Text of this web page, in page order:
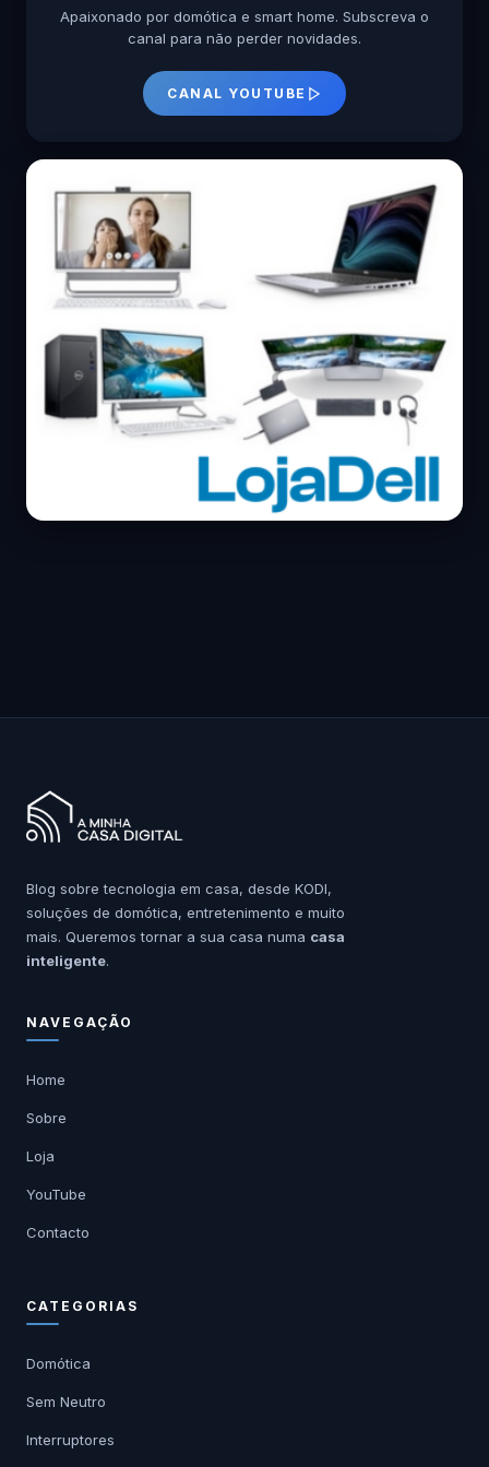
Apaixonado por domótica e smart home. Subscreva o
canal para não perder novidades.
CANAL YOUTUBE
Blog sobre tecnologia em casa, desde KODI,
soluções de domótica, entretenimento e muito
mais. Queremos tornar a sua casa numa casa
inteligente.
NAVEGAÇÃO
Home
Sobre
Loja
YouTube
Contacto
CATEGORIAS
Domótica
Sem Neutro
Interruptores